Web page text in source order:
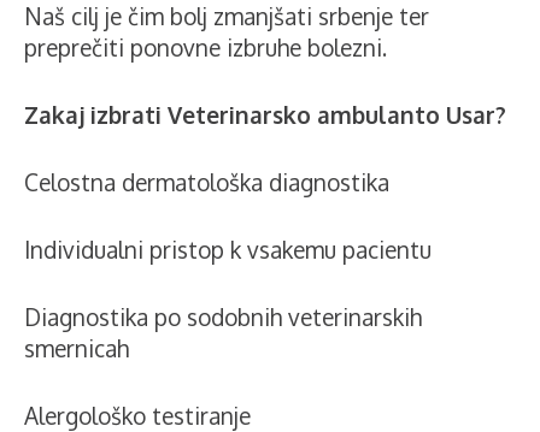
Naš cilj je čim bolj zmanjšati srbenje ter
preprečiti ponovne izbruhe bolezni.
Zakaj izbrati Veterinarsko ambulanto Usar?
Celostna dermatološka diagnostika
Individualni pristop k vsakemu pacientu
Diagnostika po sodobnih veterinarskih
smernicah
Alergološko testiranje